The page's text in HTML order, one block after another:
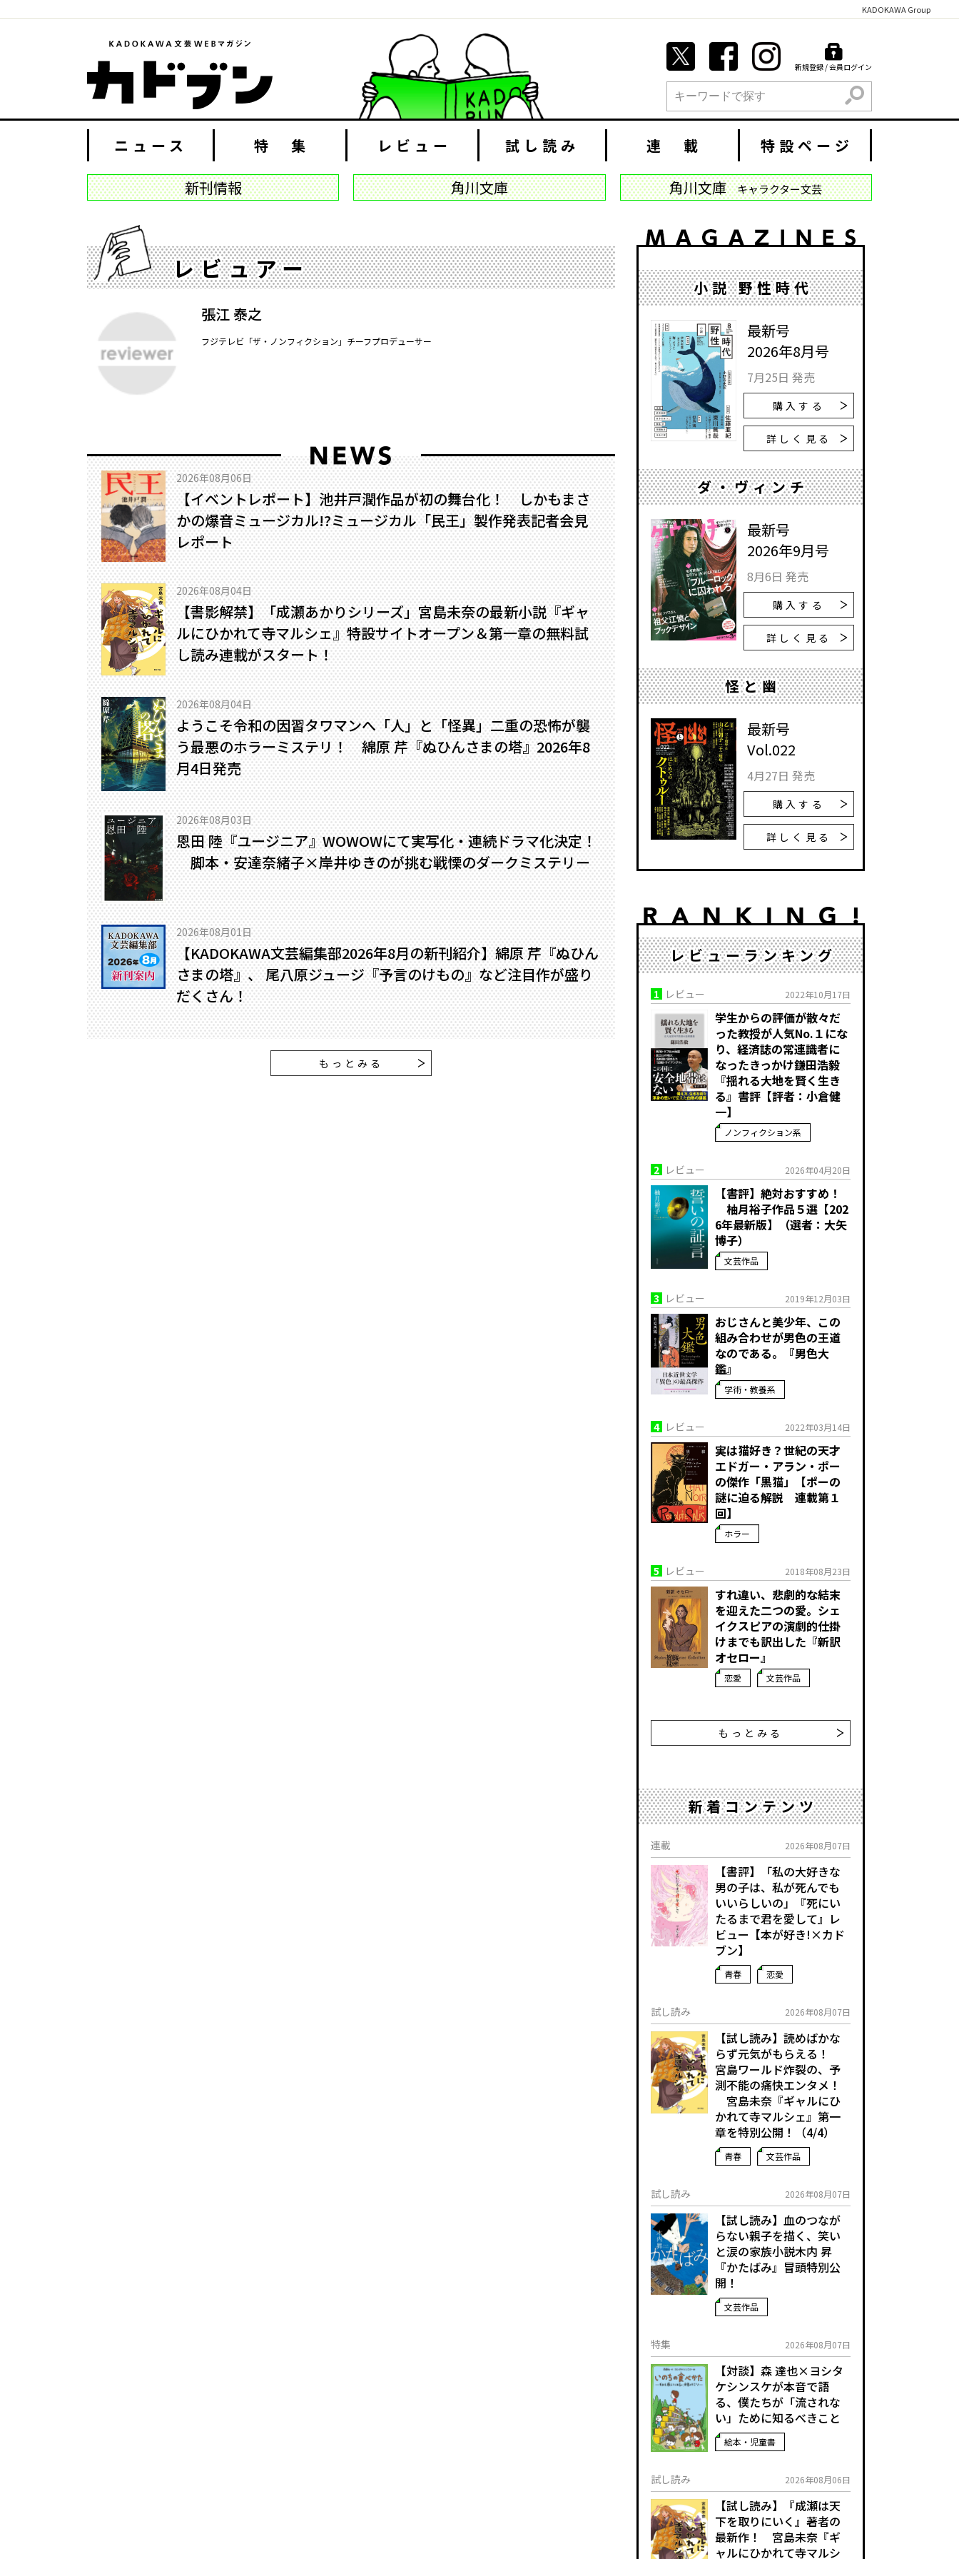
KADOKAWA Group
新規登録 / 会員ログイン
検索
ニュース 特 集 レビュー 試し読み 連 載 特設ページ
新刊情報 角川文庫 角川文庫 キャラクター文芸
レビュアー
張江 泰之
フジテレビ「ザ・ノンフィクション」チーフプロデューサー
2026年08月06日
【イベントレポート】池井戸潤作品が初の舞台化！ しかもまさ
かの爆音ミュージカル!?――ミュージカル「民王」製作発表記者会見
レポート
2026年08月04日
【書影解禁】「成瀬あかりシリーズ」宮島未奈の最新小説『ギャ
ルにひかれて寺マルシェ』特設サイトオープン＆第一章の無料試
し読み連載がスタート！
2026年08月04日
ようこそ令和の因習タワマンへ――「人」と「怪異」二重の恐怖が襲
う最悪のホラーミステリ！ 綿原 芹『ぬひんさまの塔』2026年8
月4日発売
2026年08月03日
恩田 陸『ユージニア』WOWOWにて実写化・連続ドラマ化決定！
脚本・安達奈緒子×岸井ゆきのが挑む戦慄のダークミステリー
2026年08月01日
【KADOKAWA文芸編集部2026年8月の新刊紹介】綿原 芹『ぬひん
さまの塔』、 尾八原ジュージ『予言のけもの』など注目作が盛り
だくさん！
もっとみる
小説 野性時代
最新号
2026年8月号
7月25日 発売
購入する
詳しく見る
ダ・ヴィンチ
最新号
2026年9月号
8月6日 発売
購入する
詳しく見る
怪と幽
最新号
Vol.022
4月27日 発売
購入する
詳しく見る
レビューランキング
1 レビュー 2022年10月17日
学生からの評価が散々だ
った教授が人気No.１にな
り、経済誌の常連識者に
なったきっかけ――鎌田浩毅
『揺れる大地を賢く生き
る』書評【評者：小倉健
一】
ノンフィクション系
2 レビュー 2026年04月20日
【書評】絶対おすすめ！
柚月裕子作品５選【202
6年最新版】（選者：大矢
博子）
文芸作品
3 レビュー 2019年12月03日
おじさんと美少年、この
組み合わせが男色の王道
なのである。『男色大
鑑』
学術・教養系
4 レビュー 2022年03月14日
実は猫好き？世紀の天才
エドガー・アラン・ポー
の傑作「黒猫」【ポーの
謎に迫る解説 連載第１
回】
ホラー
5 レビュー 2018年08月23日
すれ違い、悲劇的な結末
を迎えた二つの愛。シェ
イクスピアの演劇的仕掛
けまでも訳出した『新訳
オセロー』
恋愛 文芸作品
もっとみる
新着コンテンツ
連載 2026年08月07日
【書評】「私の大好きな
男の子は、私が死んでも
いいらしいの」――『死にい
たるまで君を愛して』レ
ビュー【本が好き!×カド
ブン】
青春 恋愛
試し読み 2026年08月07日
【試し読み】読めばかな
らず元気がもらえる！
宮島ワールド炸裂の、予
測不能の痛快エンタメ！
宮島未奈『ギャルにひ
かれて寺マルシェ』第一
章を特別公開！（4/4）
青春 文芸作品
試し読み 2026年08月07日
【試し読み】血のつなが
らない親子を描く、笑い
と涙の家族小説――木内 昇
『かたばみ』冒頭特別公
開！
文芸作品
特集 2026年08月07日
【対談】森 達也×ヨシタ
ケシンスケが本音で語
る、僕たちが「流されな
い」ために知るべきこと
絵本・児童書
試し読み 2026年08月06日
【試し読み】『成瀬は天
下を取りにいく』著者の
最新作！ 宮島未奈『ギ
ャルにひかれて寺マルシ